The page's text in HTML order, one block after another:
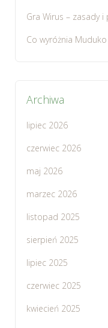
Gra Wirus – zasady
Co wyróżnia Muduko
Archiwa
lipiec 2026
czerwiec 2026
maj 2026
marzec 2026
listopad 2025
sierpień 2025
lipiec 2025
czerwiec 2025
kwiecień 2025